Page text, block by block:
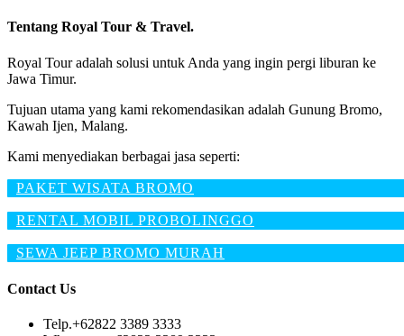
Tentang Royal Tour & Travel.
Royal Tour adalah solusi untuk Anda yang ingin pergi liburan ke
Jawa Timur.
Tujuan utama yang kami rekomendasikan adalah Gunung Bromo,
Kawah Ijen, Malang.
Kami menyediakan berbagai jasa seperti:
PAKET WISATA BROMO
RENTAL MOBIL PROBOLINGGO
SEWA JEEP BROMO MURAH
Contact Us
Telp.+62822 3389 3333